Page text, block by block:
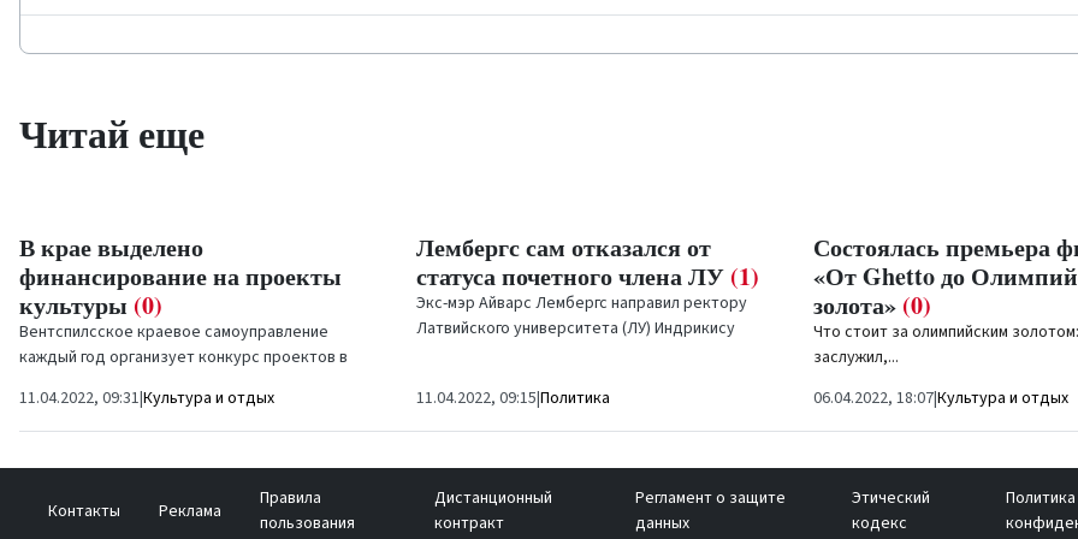
Читай еще
В крае выделено
финансирование на проекты
культуры (0)
Вентспилсское краевое самоуправление
каждый год организует конкурс проектов в
организацию различных...
11.04.2022, 09:31|Культура и отдых
Лембергс сам отказался от
статуса почетного члена ЛУ (1)
Экс-мэр Айварс Лембергс направил ректору
Латвийского университета (ЛУ) Индрикису
11.04.2022, 09:15|Политика
Состоялась премьера
«От Ghetto до
золота» (0)
Что стоит за олимпийским
заслужил,...
06.04.2022, 18:07|Культура и отдых
Контакты Реклама
Правила
пользования
Дистанционный
контракт
Регламент о защите
данных
Этический
кодекс
Политика